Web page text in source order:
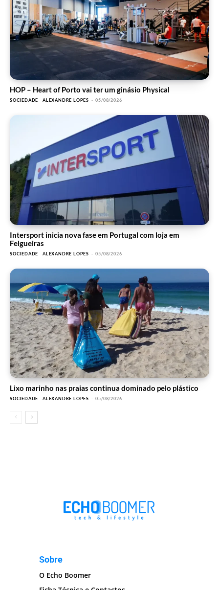
HOP – Heart of Porto vai ter um ginásio Physical
SOCIEDADE ALEXANDRE LOPES - 05/08/2026
Intersport inicia nova fase em Portugal com loja em
Felgueiras
SOCIEDADE ALEXANDRE LOPES - 05/08/2026
Lixo marinho nas praias continua dominado pelo plástico
SOCIEDADE ALEXANDRE LOPES - 05/08/2026
Sobre
O Echo Boomer